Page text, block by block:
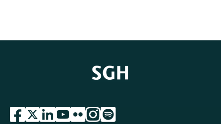
przejdź do serwisu facebook sgh
przejdź do serwisu twitter sgh
przejdź do serwisu linkedin sgh
przejdź do serwisu youtube sgh
przejdź do serwisu flickr sgh
przejdź do serwisu instagram sgh
przejdź do serwisu spotify sgh